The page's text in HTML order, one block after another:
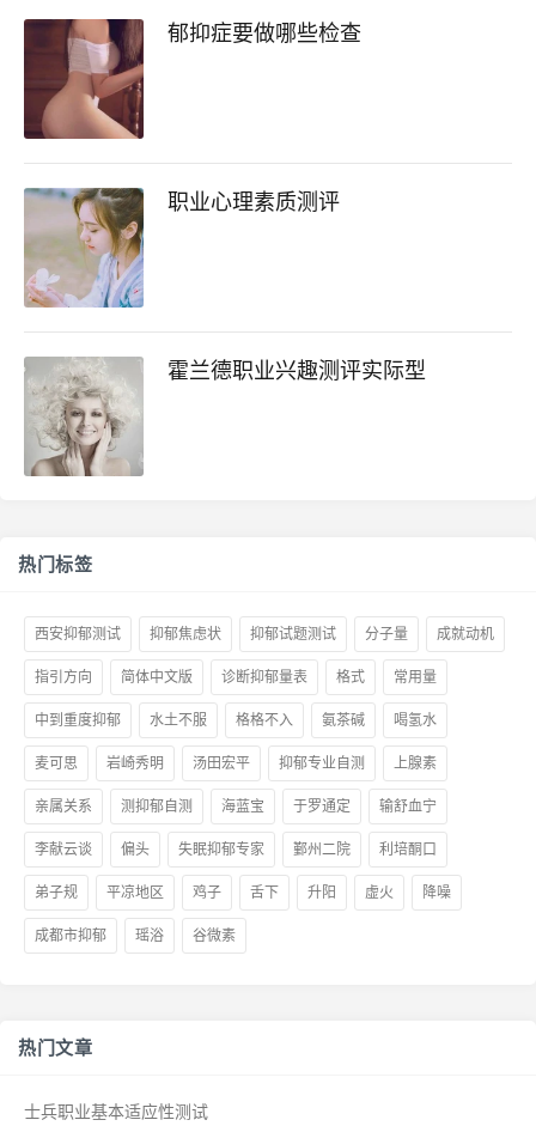
郁抑症要做哪些检查
职业心理素质测评
霍兰德职业兴趣测评实际型
热门标签
西安抑郁测试 抑郁焦虑状 抑郁试题测试 分子量 成就动机
指引方向 简体中文版 诊断抑郁量表 格式 常用量
中到重度抑郁 水土不服 格格不入 氨茶碱 喝氢水
麦可思 岩崎秀明 汤田宏平 抑郁专业自测 上腺素
亲属关系 测抑郁自测 海蓝宝 于罗通定 输舒血宁
李献云谈 偏头 失眠抑郁专家 鄞州二院 利培酮口
弟子规 平凉地区 鸡子 舌下 升阳 虚火 降噪
成都市抑郁 瑶浴 谷微素
热门文章
士兵职业基本适应性测试